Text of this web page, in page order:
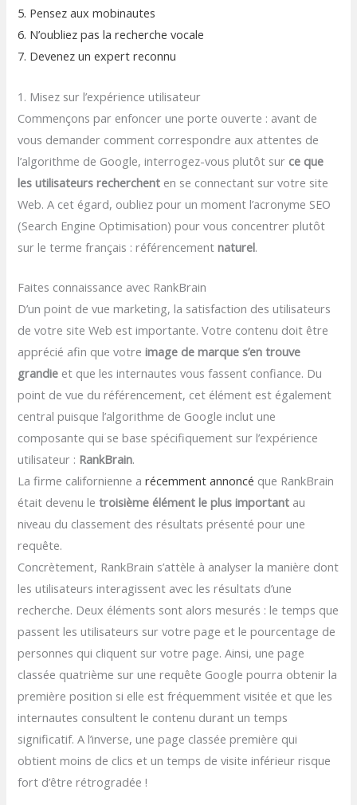
5. Pensez aux mobinautes
6. N’oubliez pas la recherche vocale
7. Devenez un expert reconnu
1. Misez sur l’expérience utilisateur
Commençons par enfoncer une porte ouverte : avant de
vous demander comment correspondre aux attentes de
l’algorithme de Google, interrogez-vous plutôt sur ce que
les utilisateurs recherchent en se connectant sur votre site
Web. A cet égard, oubliez pour un moment l’acronyme SEO
(Search Engine Optimisation) pour vous concentrer plutôt
sur le terme français : référencementnaturel.
Faites connaissance avec RankBrain
D’un point de vue marketing, la satisfaction des utilisateurs
de votre site Web est importante. Votre contenu doit être
apprécié afin que votre image de marque s’en trouve
grandie et que les internautes vous fassent confiance. Du
point de vue du référencement, cet élément est également
central puisque l’algorithme de Google inclut une
composante qui se base spécifiquement sur l’expérience
utilisateur : RankBrain.
La firme californienne arécemment annoncé que RankBrain
était devenu letroisième élément le plus important au
niveau du classement des résultats présenté pour une
requête.
Concrètement, RankBrain s’attèle à analyser la manière dont
les utilisateurs interagissent avec les résultats d’une
recherche. Deux éléments sont alors mesurés : le temps que
passent les utilisateurs sur votre page et le pourcentage de
personnes qui cliquent sur votre page. Ainsi, une page
classée quatrième sur une requête Google pourra obtenir la
première position si elle est fréquemment visitée et que les
internautes consultent le contenu durant un temps
significatif. A l’inverse, une page classée première qui
obtient moins de clics et un temps de visite inférieur risque
fort d’être rétrogradée !